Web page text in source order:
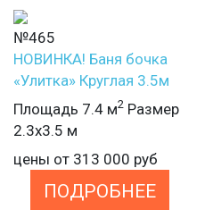
№465
НОВИНКА! Баня бочка
«Улитка» Круглая 3.5м
Площадь 7.4 м2 Размер
2.3х3.5 м
цены от 313 000 руб
ПОДРОБНЕЕ